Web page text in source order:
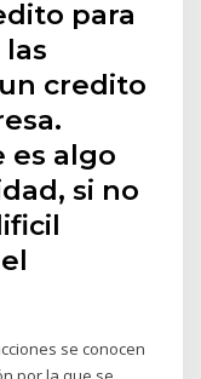
para
credito
es algo
si no
se conocen